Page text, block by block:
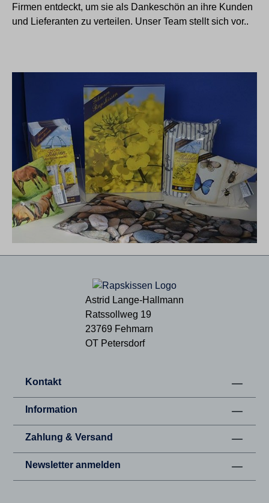
Firmen entdeckt, um sie als Dankeschön an ihre Kunden
und Lieferanten zu verteilen. Unser Team stellt sich vor..
Astrid Lange-Hallmann
Ratssollweg 19
23769 Fehmarn
OT Petersdorf
Kontakt
Information
Zahlung & Versand
Newsletter anmelden